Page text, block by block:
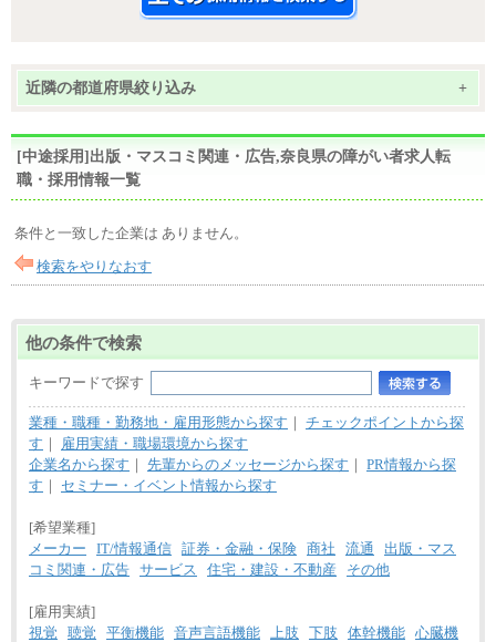
近隣の都道府県絞り込み +
[中途採用]出版・マスコミ関連・広告,奈良県の障がい者求人転
職・採用情報一覧
条件と一致した企業は ありません。
検索をやりなおす
他の条件で検索
キーワードで探す
業種・職種・勤務地・雇用形態から探す ｜ チェックポイントから探
す ｜
雇用実績・職場環境から探す
企業名から探す ｜ 先輩からのメッセージから探す ｜ PR情報から探
す ｜ セミナー・イベント情報から探す
[希望業種]
メーカー
IT/情報通信 証券・金融・保険 商社 流通
出版・マス
コミ関連・広告 サービス 住宅・建設・不動産 その他
[雇用実績]
視覚
聴覚 平衡機能 音声言語機能 上肢 下肢 体幹機能 心臓機